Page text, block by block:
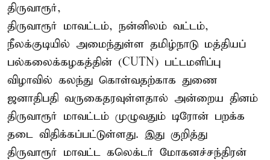
திருவாரூர்,
திருவாரூர் மாவட்டம், நன்னிலம் வட்டம்,
நீலக்குடியில் அமைந்துள்ள தமிழ்நாடு மத்தியப்
பல்கலைக்கழகத்தின் (CUTN) பட்டமளிப்பு
விழாவில் கலந்து கொள்வதற்காக துணை
ஜனாதிபதி வருகைதரவுள்ளதால் அன்றைய தினம்
திருவாரூர் மாவட்டம் முழுவதும் டிரோன் பறக்க
தடை விதிக்கப்பட்டுள்ளது. இது குறித்து
திருவாரூர் மாவட்ட கலெக்டர் மோகனச்சந்திரன்